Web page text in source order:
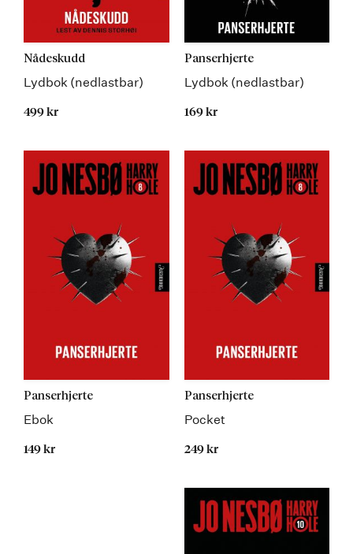
Nådeskudd
Lydbok (nedlastbar)
499 kr
Panserhjerte
Lydbok (nedlastbar)
169 kr
Panserhjerte
Ebok
149 kr
Panserhjerte
Pocket
249 kr